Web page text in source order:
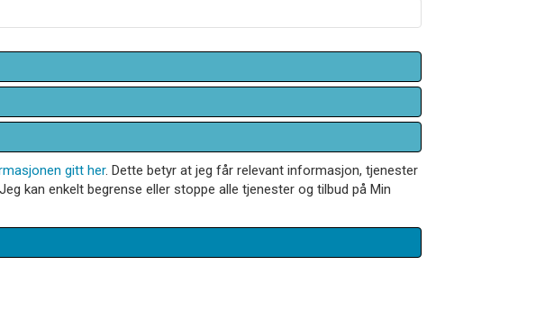
gitt her. Dette betyr at jeg får relevant informasjon, tjenester
kan enkelt begrense eller stoppe alle tjenester og tilbud på Min